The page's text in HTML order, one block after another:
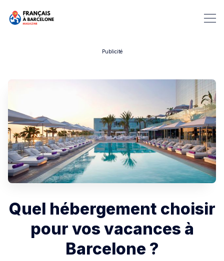
Rechercher dans Français à
Publicité
Quel hébergement choisir
pour vos vacances à
Barcelone ?